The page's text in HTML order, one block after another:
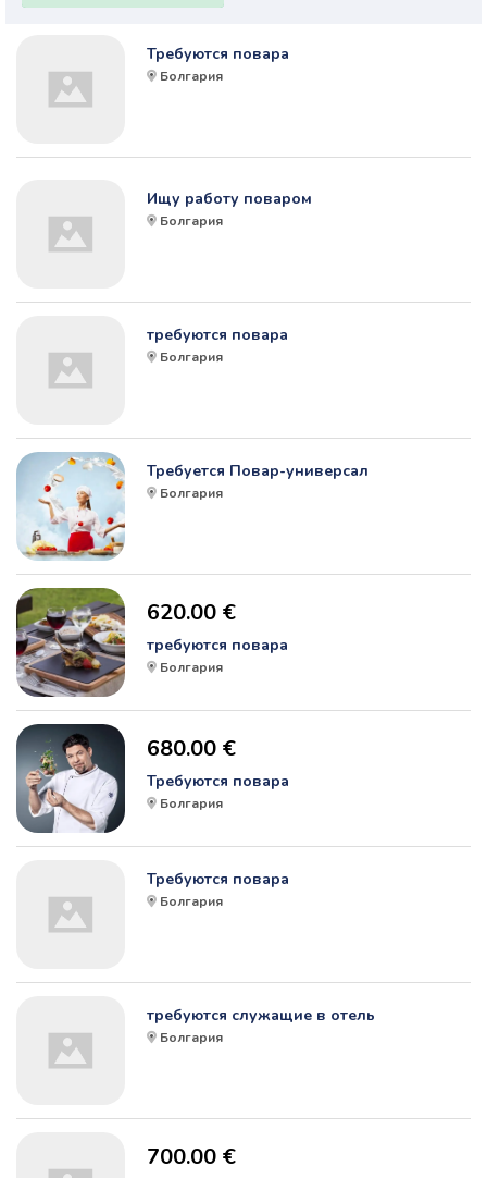
Требуются повара
Болгария
Ищу работу поваром
Болгария
требуются повара
Болгария
Требуется Повар-универсал
Болгария
620.00 €
требуются повара
Болгария
680.00 €
Требуются повара
Болгария
Требуются повара
Болгария
требуются служащие в отель
Болгария
700.00 €